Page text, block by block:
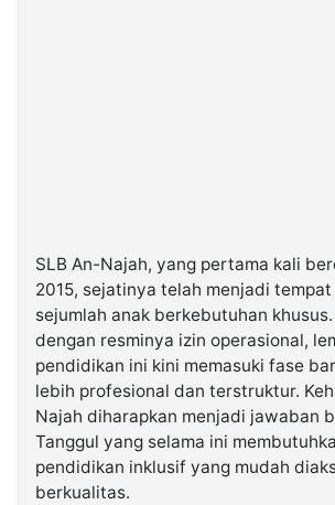
SLB An-Najah, yang pertama kali
2015, sejatinya telah menjadi
sejumlah anak berkebutuhan
dengan resminya izin operasional,
pendidikan ini kini memasuki fase
lebih profesional dan terstruktur.
Najah diharapkan menjadi jawaban
Tanggul yang selama ini
pendidikan inklusif yang mudah
berkualitas.